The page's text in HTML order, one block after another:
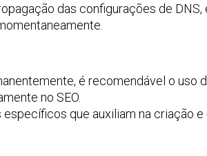
das configurações de
é recomendável o uso
no SEO.
que auxiliam na criação